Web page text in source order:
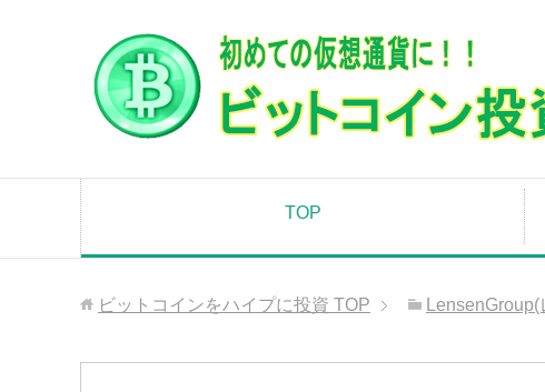
TOP
ビットコインをハイプに投資 TOP